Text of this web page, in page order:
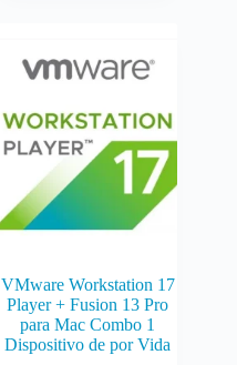
VMware Workstation 17
Player + Fusion 13 Pro
para Mac Combo 1
Dispositivo de por Vida